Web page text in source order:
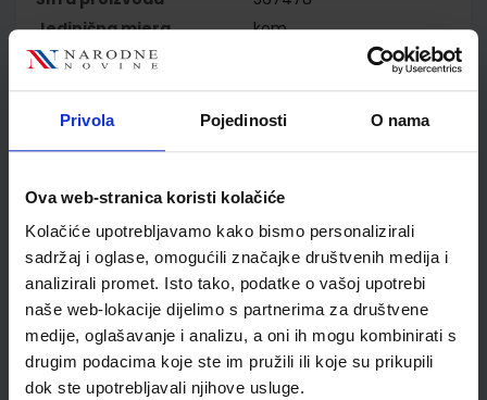
Privola Pojedinosti O nama
Ova web-stranica koristi kolačiće
Kolačiće upotrebljavamo kako bismo personalizirali
sadržaj i oglase, omogućili značajke društvenih medija i
analizirali promet. Isto tako, podatke o vašoj upotrebi
naše web-lokacije dijelimo s partnerima za društvene
medije, oglašavanje i analizu, a oni ih mogu kombinirati s
drugim podacima koje ste im pružili ili koje su prikupili
dok ste upotrebljavali njihove usluge.
Jedinična mjera
kom
Nakladnik
ŠKOLSKA KNJIGA d.d.
Autor
Jelena Popović
Školski razred
20 2.RAZRED SŠ
Vrsta školske knjige
Nastavni predmet
HRVATSKI JEZIK
Reg br min
7032-DOM